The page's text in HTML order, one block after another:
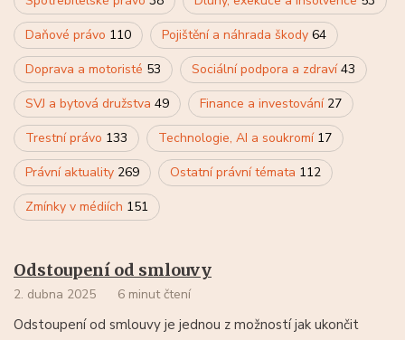
Daňové právo 110 Pojištění a náhrada škody 64
Doprava a motoristé 53 Sociální podpora a zdraví43
SVJ a bytová družstva 49 Finance a investování 27
Trestní právo 133 Technologie, AI a soukromí 17
Právní aktuality 269 Ostatní právní témata 112
Zmínky v médiích 151
Odstoupení od smlouvy
2. dubna 2025 6 minut čtení
Odstoupení od smlouvy je jednou z možností jak ukončit